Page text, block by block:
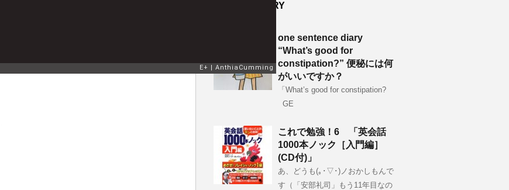
NEW ENTRY
one sentence diary
“What’s good for
constipation?” 便秘には何
がいいですか？
「What’s good for constipation?
GE
これで勉強！6 「英会話
1000本ノック［入門編］
(CD付)」
あ、どうも(｡･▽･)ノおかしもんで
す（「安部礼司」もう11年目なの